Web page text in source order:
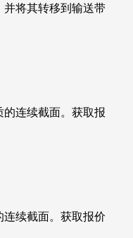
将其转移到输送带
连续截面。获取报
续截面。获取报价